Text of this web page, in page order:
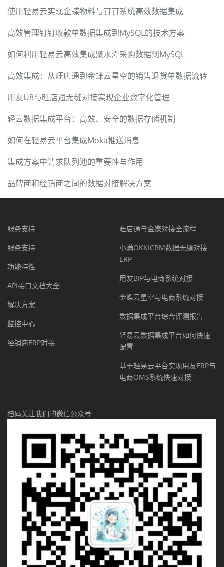
使用轻易云实现金蝶物料与钉钉系统高效数据集成
高效管理钉钉收款单数据集成到MySQL的技术方案
如何利用轻易云高效集成聚水潭采购数据到MySQL
高效集成：从旺店通到金蝶云星空的销售退货单数据流转
用友U8与旺店通无缝对接实现企业数字化管理
轻云数据集成平台：高效、安全的数据存储机制
如何在轻易云平台集成Moka推送消息
集成方案中请求队列池的重要性与作用
品牌商和经销商之间的数据对接解决方案
服务支持
服务支持
功能特性
API接口文档大全
解决方案
监控中心
经销商ERP对接
旺店通与金蝶对接全流程
小满OKKICRM数据无缝对接
ERP
用友BIP与电商系统对接
金蝶云星空与电商系统对接
数据集成平台综合评测报告
轻易云数据集成平台如何快速
配置
基于轻易云平台实现用友ERP与
电商OMS系统快速对接
扫码关注我们的微信公众号